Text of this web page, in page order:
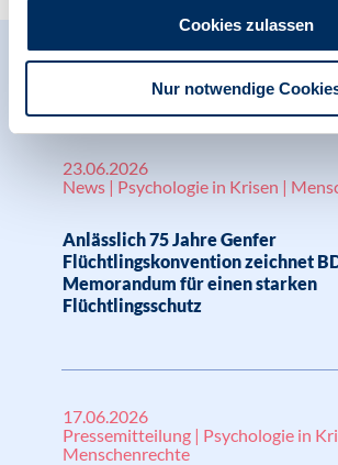
Cookies zulassen
Nur notwendige
Relevante
23.06.2026
News | Psychologie in Krisen |
Anlässlich 75 Jahre Genfer
Flüchtlingskonvention zeichnet
Memorandum für einen starken
Flüchtlingsschutz
17.06.2026
Pressemitteilung | Psychologie in
Menschenrechte